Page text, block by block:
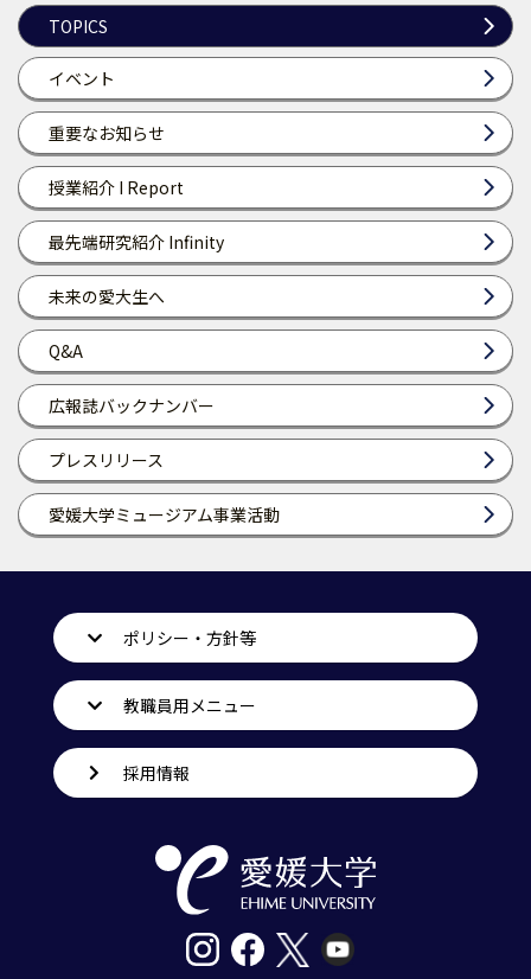
TOPICS
イベント
重要なお知らせ
授業紹介 I Report
最先端研究紹介 Infinity
未来の愛大生へ
Q&A
広報誌バックナンバー
プレスリリース
愛媛大学ミュージアム事業活動
ポリシー・方針等
教職員用メニュー
採用情報